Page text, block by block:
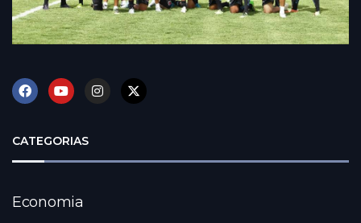
CATEGORIAS
Economia